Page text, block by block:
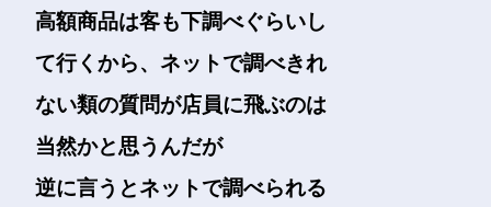
高額商品は客も下調べぐらいし
て行くから、ネットで調べきれ
ない類の質問が店員に飛ぶのは
当然かと思うんだが
逆に言うとネットで調べられる